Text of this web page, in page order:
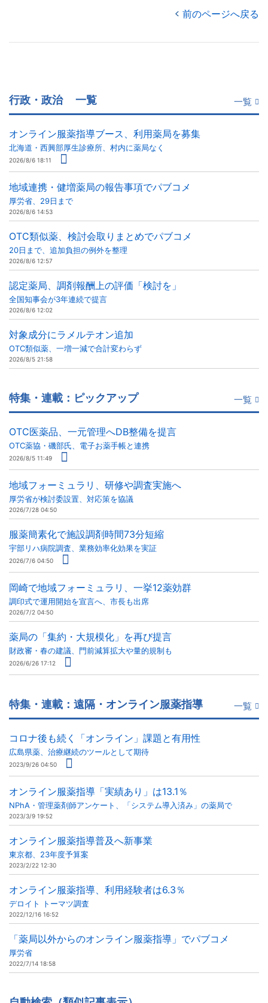
前のページへ戻る
行政・政治 一覧 一覧
オンライン服薬指導ブース、利用薬局を募集
北海道・西興部厚生診療所、村内に薬局なく
2026/8/6 18:11
地域連携・健増薬局の報告事項でパブコメ
厚労省、29日まで
2026/8/6 14:53
OTC類似薬、検討会取りまとめでパブコメ
20日まで、追加負担の例外を整理
2026/8/6 12:57
認定薬局、調剤報酬上の評価「検討を」
全国知事会が3年連続で提言
2026/8/6 12:02
対象成分にラメルテオン追加
OTC類似薬、一増一減で合計変わらず
2026/8/5 21:58
特集・連載：ピックアップ 一覧
OTC医薬品、一元管理へDB整備を提言
OTC薬協・磯部氏、電子お薬手帳と連携
2026/8/5 11:49
地域フォーミュラリ、研修や調査実施へ
厚労省が検討委設置、対応策を協議
2026/7/28 04:50
服薬簡素化で施設調剤時間73分短縮
宇部リハ病院調査、業務効率化効果を実証
2026/7/6 04:50
岡崎で地域フォーミュラリ、一挙12薬効群
調印式で運用開始を宣言へ、市長も出席
2026/7/2 04:50
薬局の「集約・大規模化」を再び提言
財政審・春の建議、門前減算拡大や量的規制も
2026/6/26 17:12
特集・連載：遠隔・オンライン服薬指導 一覧
コロナ後も続く「オンライン」課題と有用性
広島県薬、治療継続のツールとして期待
2023/9/26 04:50
オンライン服薬指導「実績あり」は13.1％
NPhA・管理薬剤師アンケート、「システム導入済み」の薬局で
2023/3/9 19:52
オンライン服薬指導普及へ新事業
東京都、23年度予算案
2023/2/22 12:30
オンライン服薬指導、利用経験者は6.3％
デロイト トーマツ調査
2022/12/16 16:52
「薬局以外からのオンライン服薬指導」でパブコメ
厚労省
2022/7/14 18:58